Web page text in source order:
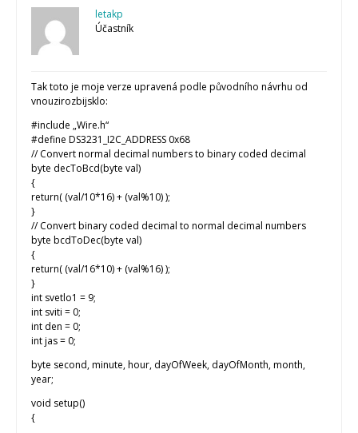
letakp
Účastník
Tak toto je moje verze upravená podle původního návrhu od
vnouzirozbijsklo:
#include „Wire.h“
#define DS3231_I2C_ADDRESS 0x68
// Convert normal decimal numbers to binary coded decimal
byte decToBcd(byte val)
{
return( (val/10*16) + (val%10) );
}
// Convert binary coded decimal to normal decimal numbers
byte bcdToDec(byte val)
{
return( (val/16*10) + (val%16) );
}
int svetlo1 = 9;
int sviti = 0;
int den = 0;
int jas = 0;
byte second, minute, hour, dayOfWeek, dayOfMonth, month,
year;
void setup()
{